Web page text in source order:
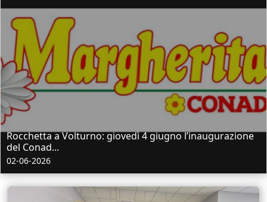
Rocchetta a Volturno: giovedì 4 giugno l’inaugurazione
del Conad...
02-06-2026